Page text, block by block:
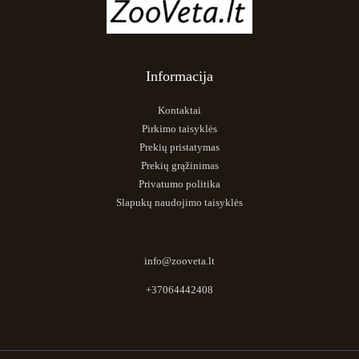
Informacija
Kontaktai
Pirkimo taisyklės
Prekių pristatymas
Prekių grąžinimas
Privatumo politika
Slapukų naudojimo taisyklės
info@zooveta.lt
+37064442408